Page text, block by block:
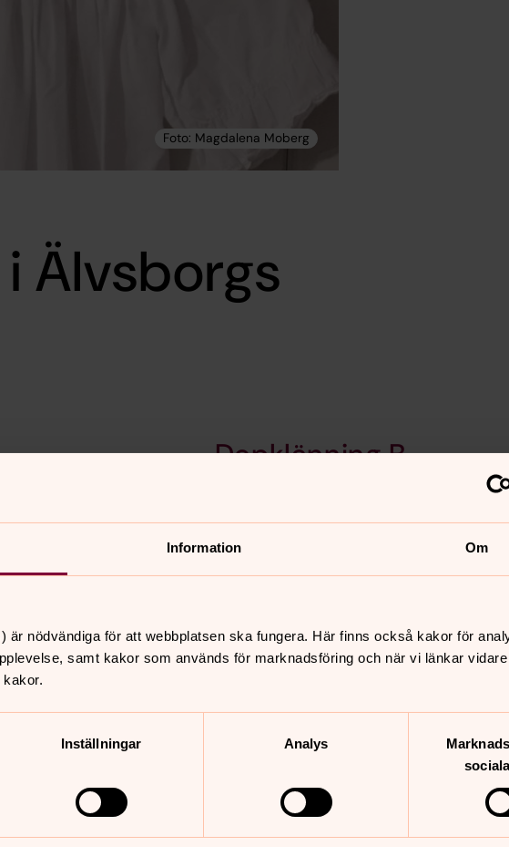
Information Om
är nödvändiga för att webbplatsen ska fungera. Här finns också kakor för
samt kakor som används för marknadsföring och när vi länkar
Inställningar Analys
Älvsborgs
ni bokar dopet.
Dopklänning B
Om ni vill använda denna klänning,
ni bokar dopet.
Dopklänning D
Om ni vill använda denna klänning,